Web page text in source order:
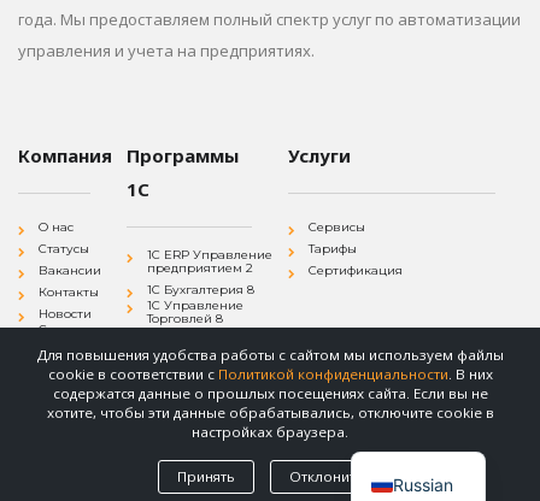
года. Мы предоставляем полный спектр услуг по автоматизации
управления и учета на предприятиях.
Компания
О нас
Статусы
Вакансии
Контакты
Новости
Согласие на
персональных
данных
Политика
конфиденциальности
Программы
1С
1С ERP Управление
предприятием 2
1С Бухгалтерия 8
1С Управление
Торговлей 8
Управление
Персоналом 8
1С
Документооборот 8
Услуги
Сервисы
Тарифы
Сертификация
© Бизнес Системы. 2004-2025. Russian
Для повышения удобства работы с сайтом мы используем файлы
cookie в соответствии с Политикой конфиденциальности. В них
содержатся данные о прошлых посещениях сайта. Если вы не
хотите, чтобы эти данные обрабатывались, отключите cookie в
настройках браузера.
Принять Отклонить